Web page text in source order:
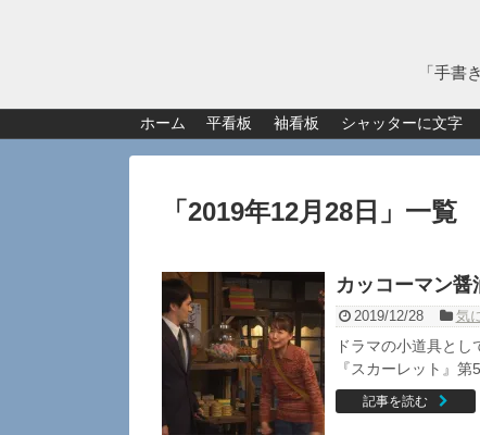
「手書
ホーム 平看板 袖看板 シャッターに文字
「 2019年12月28日 」 一覧
カッコーマン醤
2019/12/28 気
ドラマの小道具と
『スカーレット』
記事を読む